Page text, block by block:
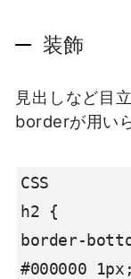
装飾
見出しなど目
borderが用い
CSS
h2 {
border-
#000000 1px;